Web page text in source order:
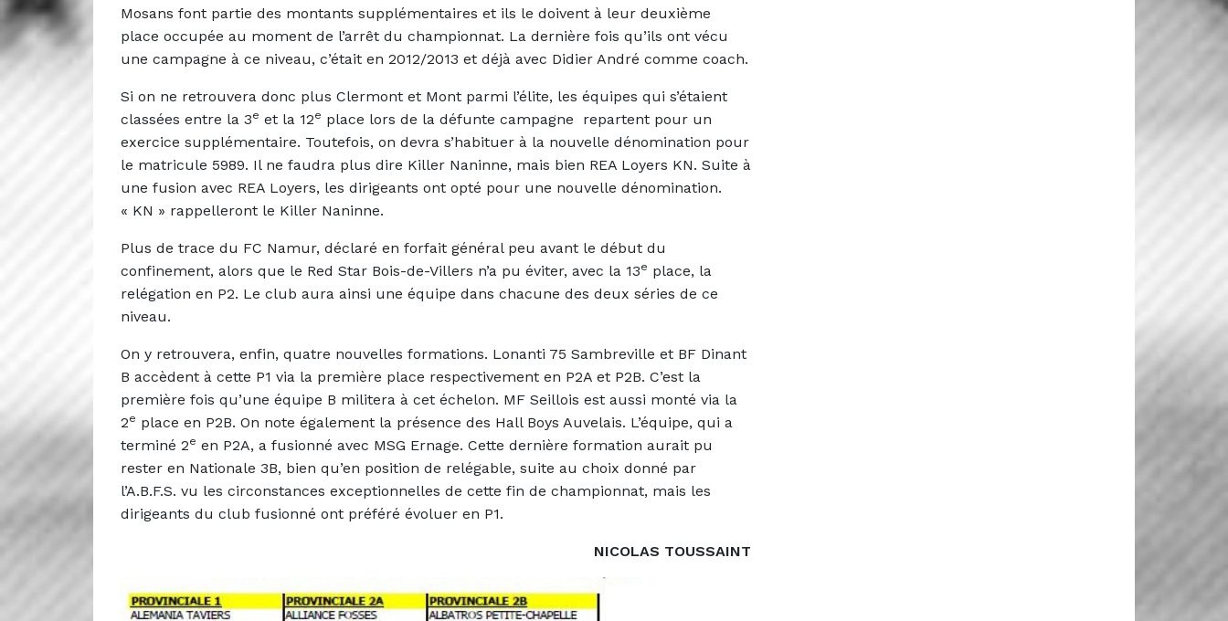
Mosans font partie des montants supplémentaires et ils le doivent à leur deuxième
place occupée au moment de l’arrêt du championnat. La dernière fois qu’ils ont vécu
une campagne à ce niveau, c’était en 2012/2013 et déjà avec Didier André comme coach.
Si on ne retrouvera donc plus Clermont et Mont parmi l’élite, les équipes qui s’étaient
classées entre la 3e et la 12e place lors de la défunte campagne repartent pour un
exercice supplémentaire. Toutefois, on devra s’habituer à la nouvelle dénomination pour
le matricule 5989. Il ne faudra plus dire Killer Naninne, mais bien REA Loyers KN. Suite à
une fusion avec REA Loyers, les dirigeants ont opté pour une nouvelle dénomination.
« KN » rappelleront le Killer Naninne.
Plus de trace du FC Namur, déclaré en forfait général peu avant le début du
confinement, alors que le Red Star Bois-de-Villers n’a pu éviter, avec la 13e place, la
relégation en P2. Le club aura ainsi une équipe dans chacune des deux séries de ce
niveau.
On y retrouvera, enfin, quatre nouvelles formations. Lonanti 75 Sambreville et BF Dinant
B accèdent à cette P1 via la première place respectivement en P2A et P2B. C’est la
première fois qu’une équipe B militera à cet échelon. MF Seillois est aussi monté via la
2e place en P2B. On note également la présence des Hall Boys Auvelais. L’équipe, qui a
terminé 2e en P2A, a fusionné avec MSG Ernage. Cette dernière formation aurait pu
rester en Nationale 3B, bien qu’en position de relégable, suite au choix donné par
l’A.B.F.S. vu les circonstances exceptionnelles de cette fin de championnat, mais les
dirigeants du club fusionné ont préféré évoluer en P1.
NICOLAS TOUSSAINT